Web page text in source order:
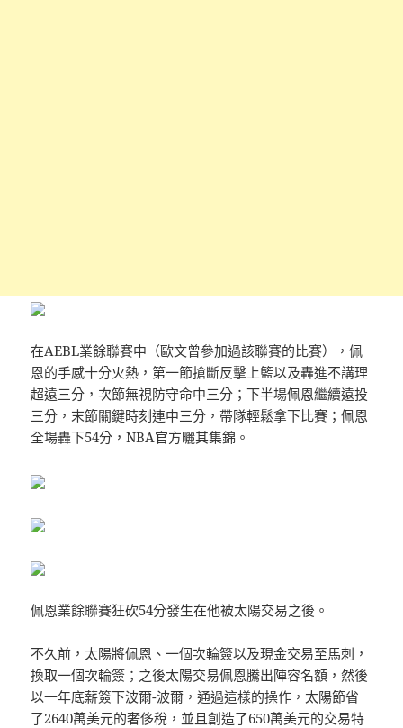
在AEBL業餘聯賽中（歐文曾參加過該聯賽的比賽），佩
恩的手感十分火熱，第一節搶斷反擊上籃以及轟進不講理
超遠三分，次節無視防守命中三分；下半場佩恩繼續遠投
三分，末節關鍵時刻連中三分，帶隊輕鬆拿下比賽；佩恩
全場轟下54分，NBA官方曬其集錦。
佩恩業餘聯賽狂砍54分發生在他被太陽交易之後。
不久前，太陽將佩恩、一個次輪簽以及現金交易至馬刺，
換取一個次輪簽；之後太陽交易佩恩騰出陣容名額，然後
以一年底薪簽下波爾-波爾，通過這樣的操作，太陽節省
了2640萬美元的奢侈稅，並且創造了650萬美元的交易特